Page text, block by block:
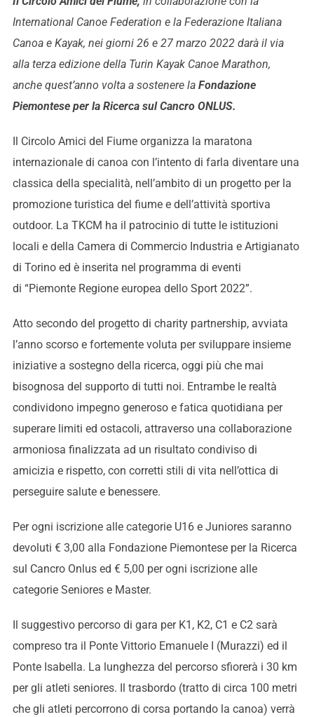
International Canoe Federation e la Federazione Italiana
Canoa e Kayak, nei giorni 26 e 27 marzo 2022 darà il via
alla terza edizione della Turin Kayak Canoe Marathon,
anche quest’anno volta a sostenere la Fondazione
Piemontese per la Ricerca sul Cancro ONLUS.
Il Circolo Amici del Fiume organizza la maratona
internazionale di canoa con l’intento di farla diventare una
classica della specialità, nell’ambito di un progetto per la
promozione turistica del fiume e dell’attività sportiva
outdoor. La TKCM ha il patrocinio di tutte le istituzioni
locali e della Camera di Commercio Industria e Artigianato
di Torino ed è inserita nel programma di eventi
di “Piemonte Regione europea dello Sport 2022”.
Atto secondo del progetto di charity partnership, avviata
l’anno scorso e fortemente voluta per sviluppare insieme
iniziative a sostegno della ricerca, oggi più che mai
bisognosa del supporto di tutti noi. Entrambe le realtà
condividono impegno generoso e fatica quotidiana per
superare limiti ed ostacoli, attraverso una collaborazione
armoniosa finalizzata ad un risultato condiviso di
amicizia e rispetto, con corretti stili di vita nell’ottica di
perseguire salute e benessere.
Per ogni iscrizione alle categorie U16 e Juniores saranno
devoluti € 3,00 alla Fondazione Piemontese per la Ricerca
sul Cancro Onlus ed € 5,00 per ogni iscrizione alle
categorie Seniores e Master.
Il suggestivo percorso di gara per K1, K2, C1 e C2 sarà
compreso tra il Ponte Vittorio Emanuele I (Murazzi) ed il
Ponte Isabella. La lunghezza del percorso sfiorerà i 30 km
per gli atleti seniores. Il trasbordo (tratto di circa 100 metri
che gli atleti percorrono di corsa portando la canoa) verrà